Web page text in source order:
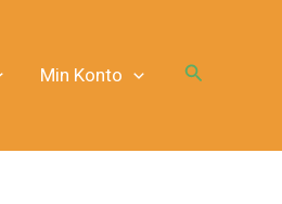
Min Konto Søg